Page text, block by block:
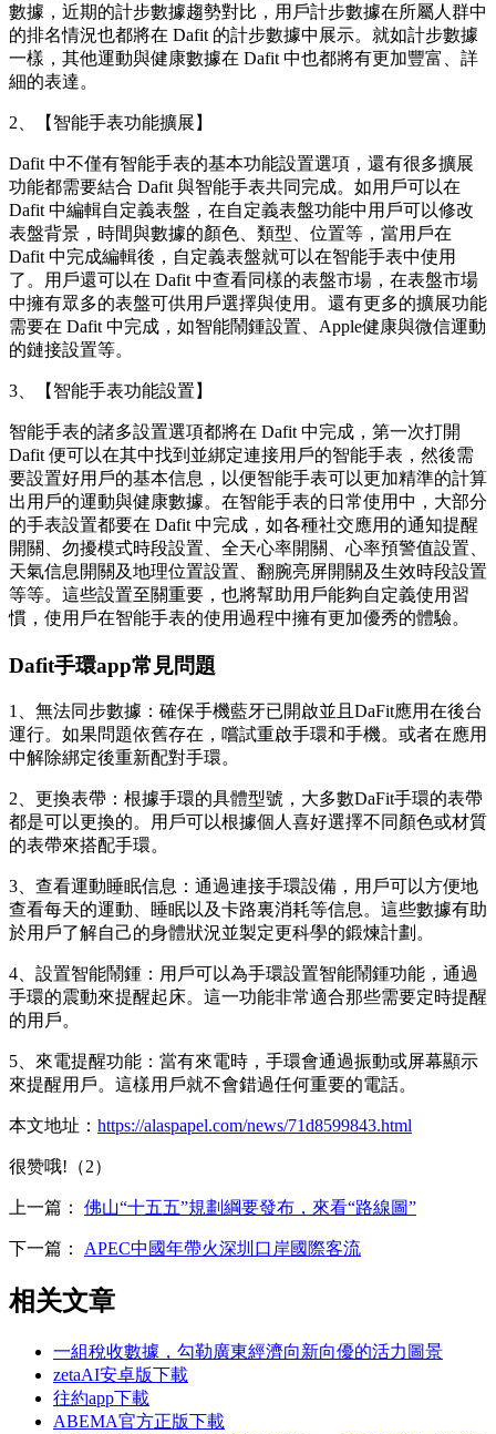
數據，近期的計步數據趨勢對比，用戶計步數據在所屬人群中
的排名情況也都將在 Dafit 的計步數據中展示。就如計步數據
一樣，其他運動與健康數據在 Dafit 中也都將有更加豐富、詳
細的表達。
2、【智能手表功能擴展】
Dafit 中不僅有智能手表的基本功能設置選項，還有很多擴展
功能都需要結合 Dafit 與智能手表共同完成。如用戶可以在
Dafit 中編輯自定義表盤，在自定義表盤功能中用戶可以修改
表盤背景，時間與數據的顏色、類型、位置等，當用戶在
Dafit 中完成編輯後，自定義表盤就可以在智能手表中使用
了。用戶還可以在 Dafit 中查看同樣的表盤市場，在表盤市場
中擁有眾多的表盤可供用戶選擇與使用。還有更多的擴展功能
需要在 Dafit 中完成，如智能鬧鍾設置、Apple健康與微信運動
的鏈接設置等。
3、【智能手表功能設置】
智能手表的諸多設置選項都將在 Dafit 中完成，第一次打開
Dafit 便可以在其中找到並綁定連接用戶的智能手表，然後需
要設置好用戶的基本信息，以便智能手表可以更加精準的計算
出用戶的運動與健康數據。在智能手表的日常使用中，大部分
的手表設置都要在 Dafit 中完成，如各種社交應用的通知提醒
開關、勿擾模式時段設置、全天心率開關、心率預警值設置、
天氣信息開關及地理位置設置、翻腕亮屏開關及生效時段設置
等等。這些設置至關重要，也將幫助用戶能夠自定義使用習
慣，使用戶在智能手表的使用過程中擁有更加優秀的體驗。
Dafit手環app常見問題
1、無法同步數據：確保手機藍牙已開啟並且DaFit應用在後台
運行。如果問題依舊存在，嚐試重啟手環和手機。或者在應用
中解除綁定後重新配對手環。
2、更換表帶：根據手環的具體型號，大多數DaFit手環的表帶
都是可以更換的。用戶可以根據個人喜好選擇不同顏色或材質
的表帶來搭配手環。
3、查看運動睡眠信息：通過連接手環設備，用戶可以方便地
查看每天的運動、睡眠以及卡路裏消耗等信息。這些數據有助
於用戶了解自己的身體狀況並製定更科學的鍛煉計劃。
4、設置智能鬧鍾：用戶可以為手環設置智能鬧鍾功能，通過
手環的震動來提醒起床。這一功能非常適合那些需要定時提醒
的用戶。
5、來電提醒功能：當有來電時，手環會通過振動或屏幕顯示
來提醒用戶。這樣用戶就不會錯過任何重要的電話。
本文地址： https://alaspapel.com/news/71d8599843.html
很赞哦!（2）
上一篇： 佛山“十五五”規劃綱要發布，來看“路線圖”
下一篇： APEC中國年帶火深圳口岸國際客流
相关文章
一組稅收數據，勾勒廣東經濟向新向優的活力圖景
zetaAI安卓版下載
往約app下載
ABEMA官方正版下載